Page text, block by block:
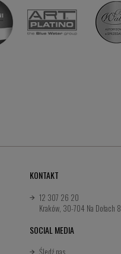
KONTAKT
12 307 26 20
Kraków, 30-704 Na Dołach 8
SOCIAL MEDIA